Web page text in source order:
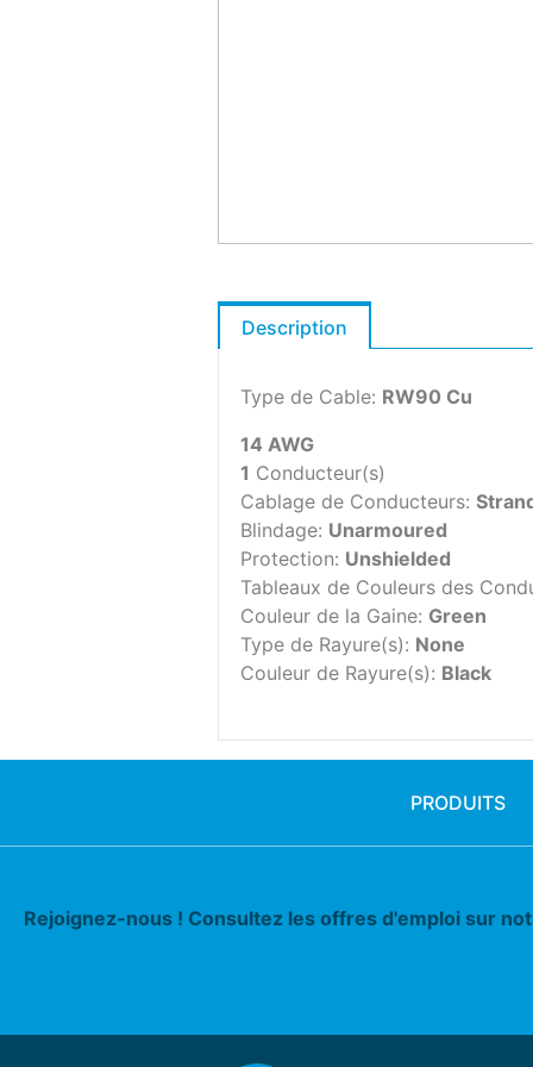
Description
Type de Cable: RW90 Cu
14 AWG
1 Conducteur(s)
Cablage de Conducteurs:
Blindage: Unarmoured
Protection: Unshielded
Tableaux de Couleurs des
Couleur de la Gaine: Green
Type de Rayure(s): None
Couleur de Rayure(s): Black
PRODUITS
Rejoignez-nous ! Consultez les offres d'emploi sur